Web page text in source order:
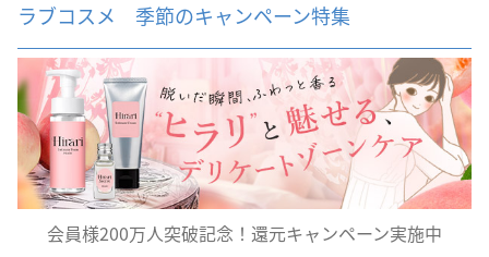
ラブコスメ 季節のキャンペーン特集
会員様200万人突破記念！還元キャンペーン実施中